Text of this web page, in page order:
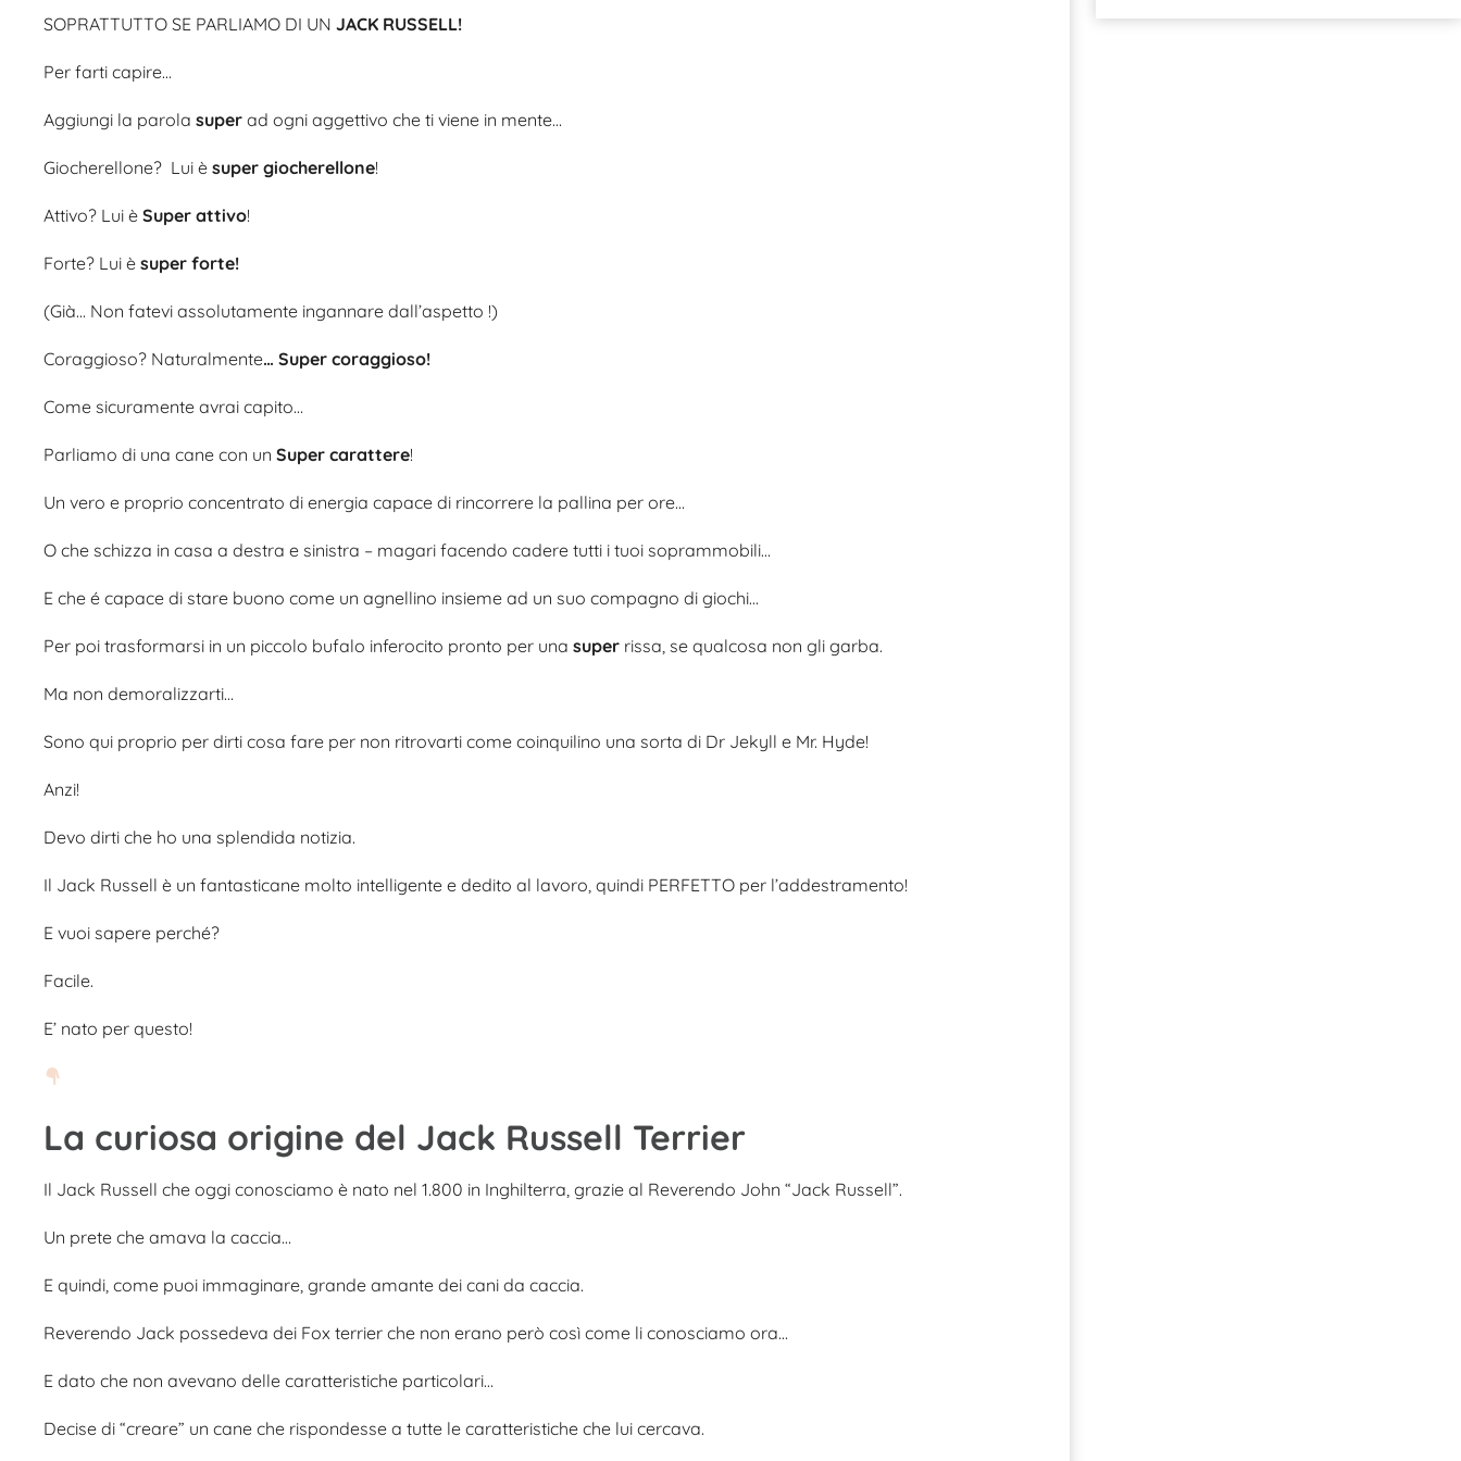
SOPRATTUTTO SE PARLIAMO DI UN JACK RUSSELL!
Per farti capire…
Aggiungi la parola super ad ogni aggettivo che ti viene in mente…
Giocherellone? Lui è super giocherellone!
Attivo? Lui è Super attivo!
Forte? Lui è super forte!
(Già… Non fatevi assolutamente ingannare dall’aspetto !)
Coraggioso? Naturalmente… Super coraggioso!
Come sicuramente avrai capito…
Parliamo di una cane con un Super carattere!
Un vero e proprio concentrato di energia capace di rincorrere la pallina per ore…
O che schizza in casa a destra e sinistra – magari facendo cadere tutti i tuoi soprammobili…
E che é capace di stare buono come un agnellino insieme ad un suo compagno di giochi…
Per poi trasformarsi in un piccolo bufalo inferocito pronto per una super rissa, se qualcosa non gli garba.
Ma non demoralizzarti…
Sono qui proprio per dirti cosa fare per non ritrovarti come coinquilino una sorta di Dr Jekyll e Mr. Hyde!
Anzi!
Devo dirti che ho una splendida notizia.
Il Jack Russell è un fantasticane molto intelligente e dedito al lavoro, quindi PERFETTO per l’addestramento!
E vuoi sapere perché?
Facile.
E’ nato per questo!
La curiosa origine del Jack Russell Terrier
Il Jack Russell che oggi conosciamo è nato nel 1.800 in Inghilterra, grazie al Reverendo John “Jack Russell”.
Un prete che amava la caccia…
E quindi, come puoi immaginare, grande amante dei cani da caccia.
Reverendo Jack possedeva dei Fox terrier che non erano però così come li conosciamo ora…
E dato che non avevano delle caratteristiche particolari…
Decise di “creare” un cane che rispondesse a tutte le caratteristiche che lui cercava.